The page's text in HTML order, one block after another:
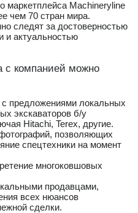
маркетплейса Machineryline
чем 70 стран мира.
следят за достоверностью
и актуальностью
с компанией можно
предложениями локальных
экскаваторов б/у
Hitachi, Terex, другие.
позволяющих
спецтехники на момент
многоковшовых
продавцами,
всех нюансов
сделки.